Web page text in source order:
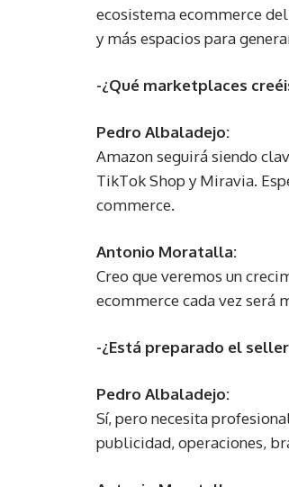
ecosistema ecommerce
y más espacios para
-¿Qué marketplaces
Pedro Albaladejo:
Amazon seguirá siendo
TikTok Shop y Miravia.
commerce.
Antonio Moratalla:
Creo que veremos un
ecommerce cada vez será
-¿Está preparado el
Pedro Albaladejo:
Sí, pero necesita
publicidad, operaciones,